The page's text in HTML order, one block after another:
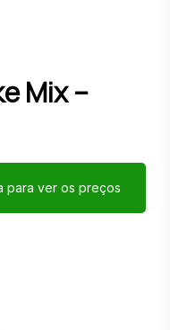
Mix –
para ver os preços